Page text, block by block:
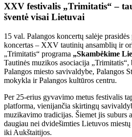
XXV festivalis „Trimitatis“ –
šventė visai Lietuvai
15 val. Palangos koncertų salėje
koncertas – XXV tautinių ansamblių ir
„Trimitatis“ programa „Skambėkime
Tautinės muzikos asociacija „Trimitatis“,
Palangos miesto savivaldybe, Palangos
mokykla ir Palangos kultūros centru.
Per 25-erius gyvavimo metus festivalis
platforma, vienijančia skirtingų
muzikavimo tradicijas. Šiemet jis suburs
daugiau nei dvidešimties Lietuvos
iki Aukštaitijos.